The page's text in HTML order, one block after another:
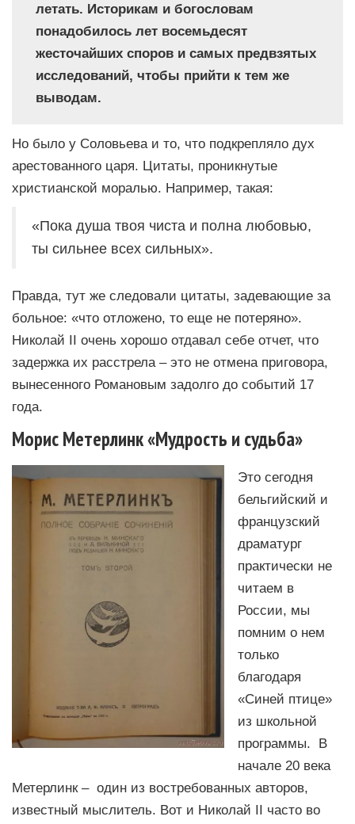
летать. Историкам и богословам
понадобилось лет восемьдесят
жесточайших споров и самых предвзятых
исследований, чтобы прийти к тем же
выводам.
Но было у Соловьева и то, что подкрепляло дух
арестованного царя. Цитаты, проникнутые
христианской моралью. Например, такая:
«Пока душа твоя чиста и полна любовью,
ты сильнее всех сильных».
Правда, тут же следовали цитаты, задевающие за
больное: «что отложено, то еще не потеряно».
Николай II очень хорошо отдавал себе отчет, что
задержка их расстрела – это не отмена приговора,
вынесенного Романовым задолго до событий 17
года.
Морис Метерлинк «Мудрость и судьба»
Это сегодня
бельгийский и
французский
драматург
практически не
читаем в
России, мы
помним о нем
только
благодаря
«Синей птице»
из школьной
программы. В
начале 20 века
Метерлинк – один из востребованных авторов,
известный мыслитель. Вот и Николай II часто во